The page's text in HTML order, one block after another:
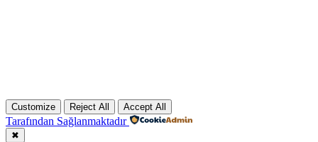
Customize Reject All Accept All
Tarafından Sağlanmaktadır
✖